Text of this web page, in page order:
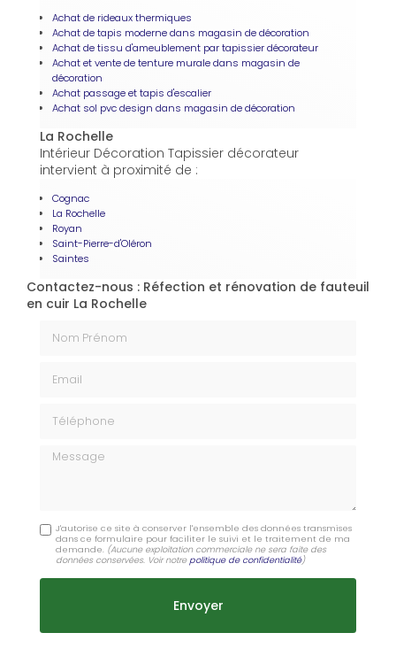
Achat de rideaux thermiques
Achat de tapis moderne dans magasin de décoration
Achat de tissu d'ameublement par tapissier décorateur
Achat et vente de tenture murale dans magasin de
décoration
Achat passage et tapis d'escalier
Achat sol pvc design dans magasin de décoration
La Rochelle
Intérieur Décoration Tapissier décorateur
intervient à proximité de :
Cognac
La Rochelle
Royan
Saint-Pierre-d'Oléron
Saintes
Contactez-nous : Réfection et rénovation de fauteuil
en cuir La Rochelle
Message
J'autorise ce site à conserver l'ensemble des données transmises
dans ce formulaire pour faciliter le suivi et le traitement de ma
demande. (Aucune exploitation commerciale ne sera faite des
données conservées. Voir notrepolitique de confidentialité)